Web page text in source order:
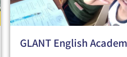
GLANT English